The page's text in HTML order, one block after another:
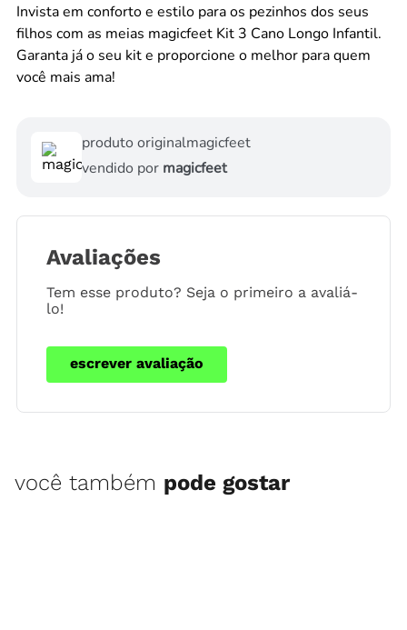
Invista em conforto e estilo para os pezinhos dos seus
filhos com as meias magicfeet Kit 3 Cano Longo Infantil.
Garanta já o seu kit e proporcione o melhor para quem
você mais ama!
produto originalmagicfeet
vendido por magicfeet
Avaliações
Tem esse produto? Seja o primeiro a avaliá-
lo!
escrever avaliação
você também pode gostar